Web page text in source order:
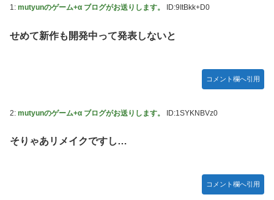
者」自認
【悲報】人気配信者「はっきり言う、ジャングリア沖縄ほん
海外「全部日本の真似だったのか…」 日本の普通のテレビ
【艦これ】これがラ級ちゃんの水着modeか・・・！
ぐらんぶる Season 3 第5話 感想：耕平がタレントの替え玉
ｗ
薬剤処方…被災者向け大浴場も！
原価の半分以下に…肥料代や燃料代は高騰「今年でやめる」
サボらず走るし流問題解決じゃね？」
今季もタイトル獲得を目指すFC町田ゼルビア黒田剛監督が
1: mutyunのゲーム+α ブログがお送りします。 ID:9ItBkk+D0
せめて新作も開発中って発表しないと
コメント欄へ引用
2: mutyunのゲーム+α ブログがお送りします。 ID:1SYKNBVz0
そりゃあリメイクですし…
コメント欄へ引用